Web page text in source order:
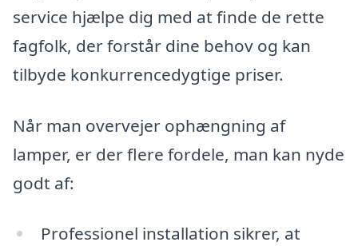
service hjælpe dig med at finde de rette
fagfolk, der forstår dine behov og kan
tilbyde konkurrencedygtige priser.
Når man overvejer ophængning af
lamper, er der flere fordele, man kan nyde
godt af:
Professionel installation sikrer, at